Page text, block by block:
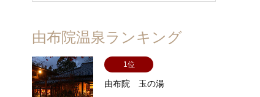
由布院温泉ランキング
1位
由布院 玉の湯